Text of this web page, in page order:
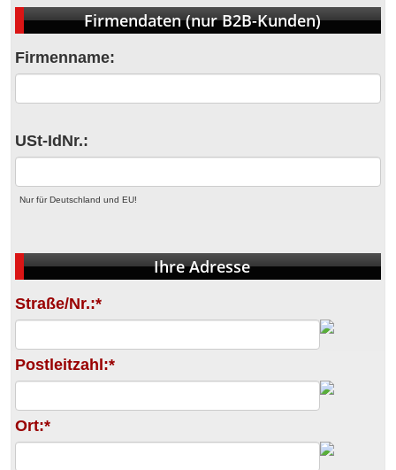
Firmendaten (nur B2B-Kunden)
Firmenname:
USt-IdNr.:
Nur für Deutschland und EU!
Ihre Adresse
Straße/Nr.:*
Postleitzahl:*
Ort:*